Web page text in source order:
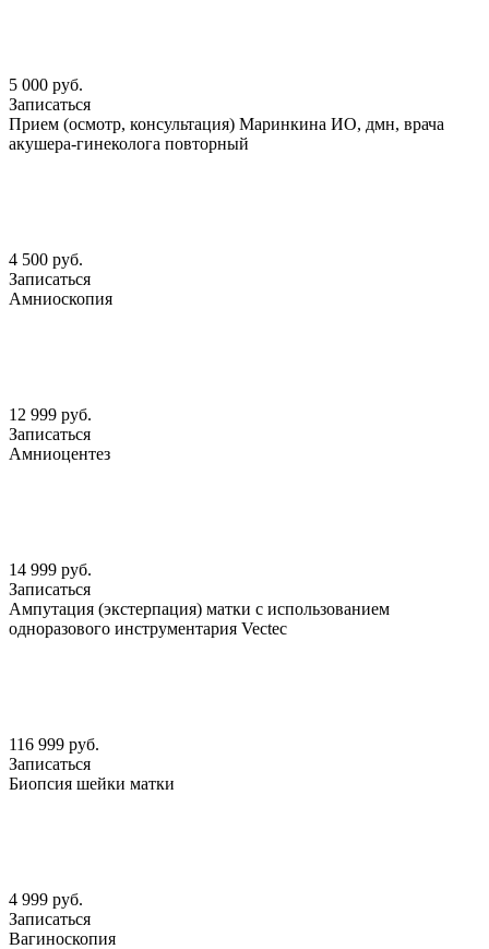
5 000 руб.
Записаться
Прием (осмотр, консультация) Маринкина ИО, дмн, врача
акушера-гинеколога повторный
4 500 руб.
Записаться
Амниоскопия
12 999 руб.
Записаться
Амниоцентез
14 999 руб.
Записаться
Ампутация (экстерпация) матки с использованием
одноразового инструментария Vectec
116 999 руб.
Записаться
Биопсия шейки матки
4 999 руб.
Записаться
Вагиноскопия